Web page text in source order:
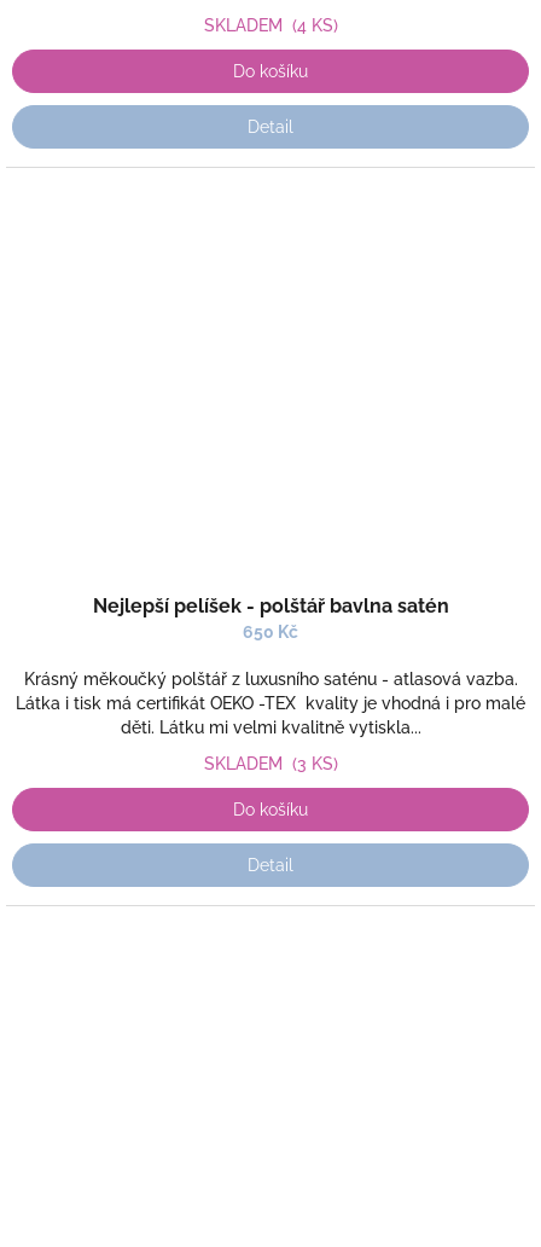
SKLADEM (4 KS)
Do košíku
Detail
Nejlepší pelíšek - polštář bavlna satén
650 Kč
Krásný měkoučký polštář z luxusního saténu - atlasová vazba.
Látka i tisk má certifikát OEKO -TEX kvality je vhodná i pro malé
děti. Látku mi velmi kvalitně vytiskla...
SKLADEM (3 KS)
Do košíku
Detail